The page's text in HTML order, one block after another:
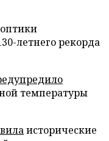
летнего рекорда
температуры
исторические